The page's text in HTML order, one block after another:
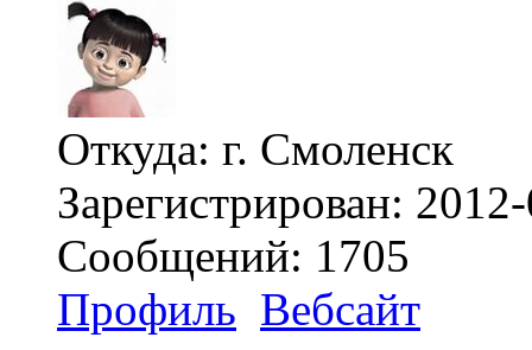
Откуда: г. Смоленск
Зарегистрирован:
Сообщений: 1705
Профиль Вебсайт